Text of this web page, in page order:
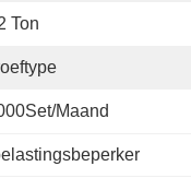
Ton
maand